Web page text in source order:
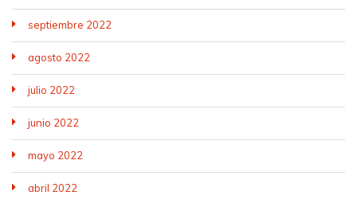
septiembre 2022
agosto 2022
julio 2022
junio 2022
mayo 2022
abril 2022